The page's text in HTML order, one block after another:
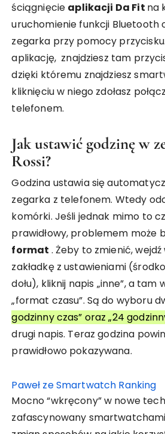
ściągnięcie aplikacji Da Fit na
uruchomienie funkcji Bluetooth
zegarka przy pomocy
aplikację, znajdziesz tam
dzięki któremu znajdziesz
kliknięciu w niego zdołasz
telefonem.
Jak ustawić godzinę w
Rossi?
Godzina ustawia się
zegarka z telefonem. Wtedy
komórki. Jeśli jednak mimo to
prawidłowy, problemem może
format . Żeby to zmienić,
zakładkę z ustawieniami
dołu), kliknij napis „inne”, a tam
„format czasu”. Są do wyboru
godzinny czas” oraz „24
drugi napis. Teraz godzina
prawidłowo pokazywana.
Paweł ze Smartwatch Ranking
Mocno “wkręcony” w nowe
zafascynowany